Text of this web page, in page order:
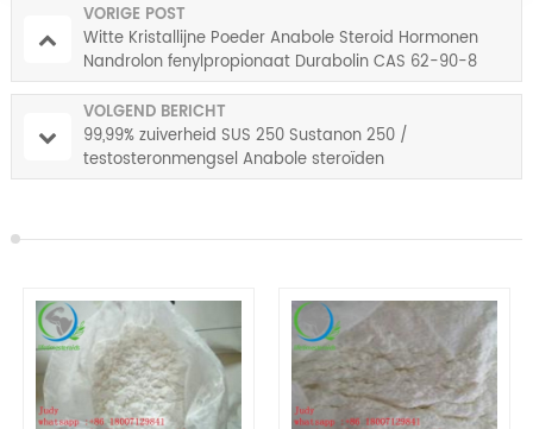
VORIGE POST
Witte Kristallijne Poeder Anabole Steroid Hormonen
Nandrolon fenylpropionaat Durabolin CAS 62-90-8
VOLGEND BERICHT
99,99% zuiverheid SUS 250 Sustanon 250 /
testosteronmengsel Anabole steroïden